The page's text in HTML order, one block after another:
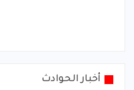
أخبار الحوادث